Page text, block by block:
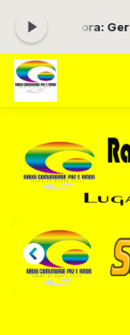
agora: